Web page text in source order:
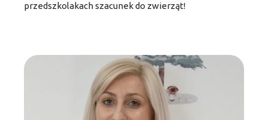
przedszkolakach szacunek do zwierząt!